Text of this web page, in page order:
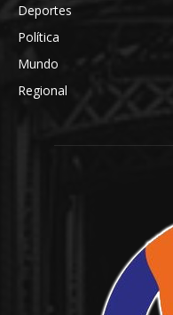
Deportes
Política
Mundo
Regional